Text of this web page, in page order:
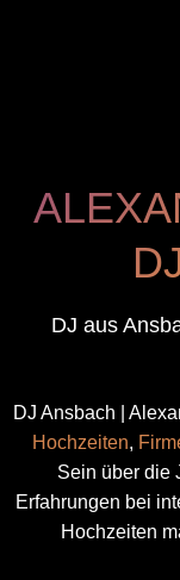
DJ aus
DJ Ansbach |
Hochzeiten,
Sein über die
Erfahrungen bei
Hochzeiten